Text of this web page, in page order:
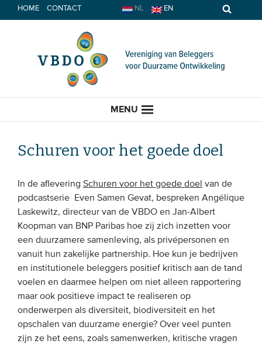
Spring
naar
HOME CONTACT NL EN
MENU
ACTUEEL
Nieuws
Opinie
EVENEMENTEN
Van de VBDO
Van leden & partners
Schuren voor het goede doel
In de aflevering Schuren voor het goede doel van de
podcastserie Even Samen Gevat, bespreken Angélique
Laskewitz, directeur van de VBDO en Jan-Albert
Koopman van BNP Paribas hoe zij zich inzetten voor
een duurzamere samenleving, als privépersonen en
vanuit hun zakelijke partnership. Hoe kun je bedrijven
en institutionele beleggers positief kritisch aan de tand
voelen en daarmee helpen om niet alleen rapportering
maar ook positieve impact te realiseren op
onderwerpen als diversiteit, biodiversiteit en het
opschalen van duurzame energie? Over veel punten
zijn ze het eens, zoals samenwerken, kritische vragen